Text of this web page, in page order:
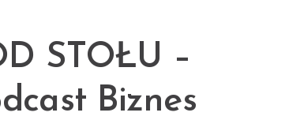
STOŁU –
Biznes